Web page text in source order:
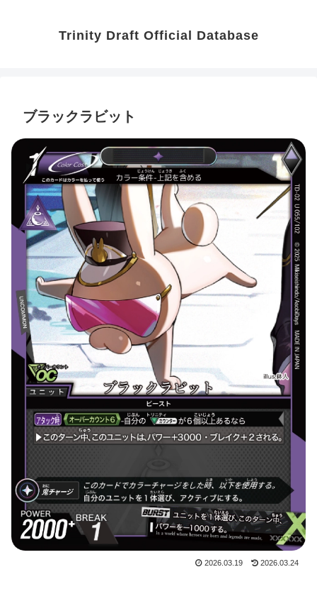
Trinity Draft Official Database
ブラックラビット
2026.03.19 2026.03.24